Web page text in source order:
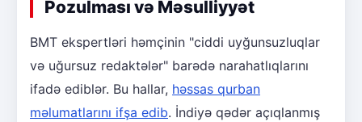
Pozulması və Məsulliyyət
BMT ekspertləri həmçinin "ciddi uyğunsuzluqlar
və uğursuz redaktələr" barədə narahatlıqlarını
ifadə ediblər. Bu hallar, həssas qurban
məlumatlarını ifşa edib. İndiyə qədər açıqlanmış